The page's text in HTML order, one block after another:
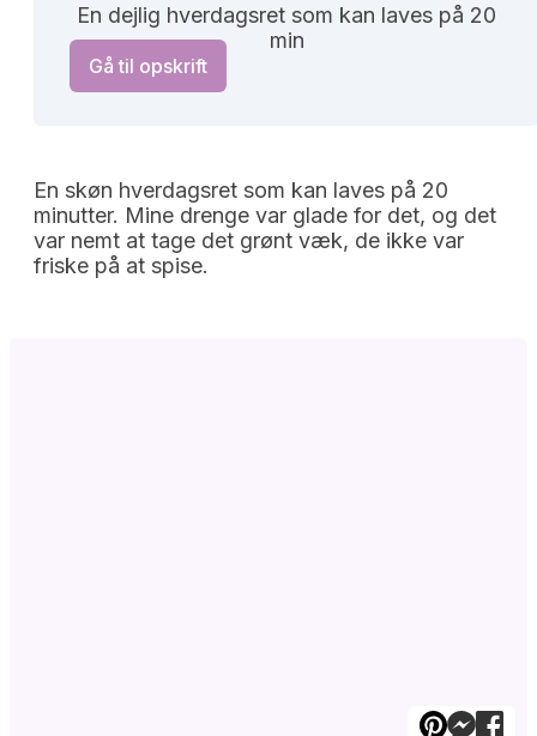
En dejlig hverdagsret som kan laves på 20
min
Gå til opskrift
En skøn hverdagsret som kan laves på 20
minutter. Mine drenge var glade for det, og det
var nemt at tage det grønt væk, de ikke var
friske på at spise.